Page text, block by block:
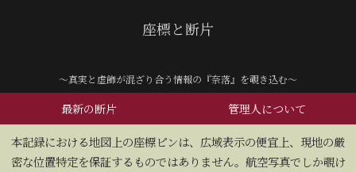
座標と断片
～真実と虚飾が混ざり合う情報の『奈落』を覗き込む～
最新の断片 管理人について
​本記録における地図上の座標ピンは、広域表示の便宜上、現地の厳
密な位置特定を保証するものではありません。航空写真でしか覗け